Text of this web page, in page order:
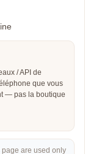
/ API de
que vous
— pas la boutique
page are used only